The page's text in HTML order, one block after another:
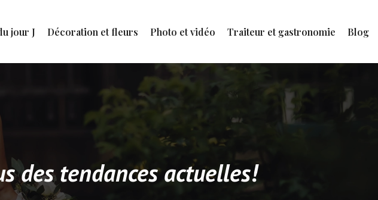
jour J Décoration et fleurs Photo et vidéo Traiteur et gastronomie Blog
des tendances actuelles!